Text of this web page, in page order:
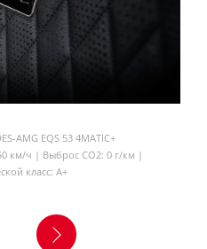
AMG EQS 53 4MATIC+
км/ч | Выброс CO2: 0 г/км |
класс: A+